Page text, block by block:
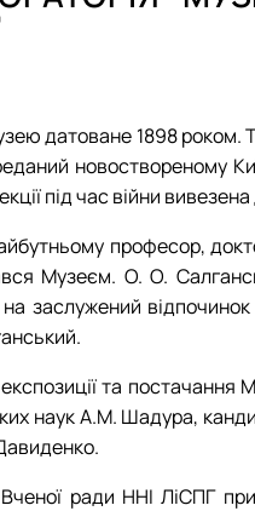
монографії
датоване 1898 роком.
новоствореному
під час війни
професор,
Музеєм. О. О.
заслужений
та
наук А.М. Шадура,
ради ННІ ЛіСПГ